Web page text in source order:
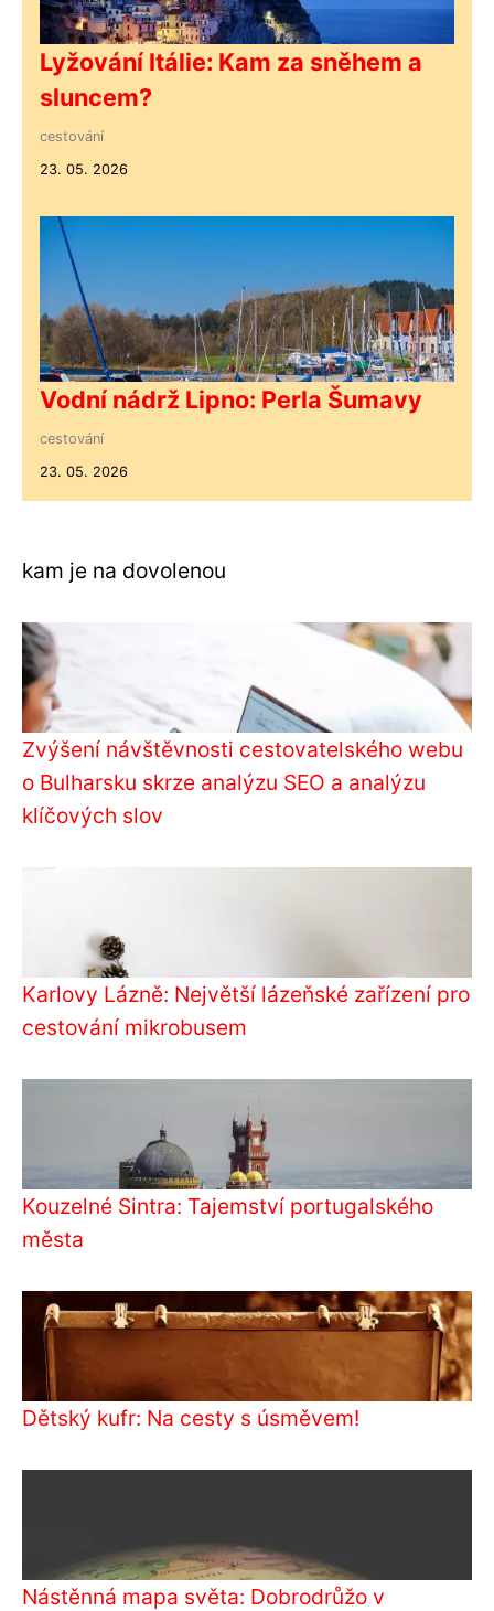
Lyžování Itálie: Kam za sněhem a
sluncem?
cestování
23. 05. 2026
Vodní nádrž Lipno: Perla Šumavy
cestování
23. 05. 2026
kam je na dovolenou
Zvýšení návštěvnosti cestovatelského webu
o Bulharsku skrze analýzu SEO a analýzu
klíčových slov
Karlovy Lázně: Největší lázeňské zařízení pro
cestování mikrobusem
Kouzelné Sintra: Tajemství portugalského
města
Dětský kufr: Na cesty s úsměvem!
Nástěnná mapa světa: Dobrodrůžo v